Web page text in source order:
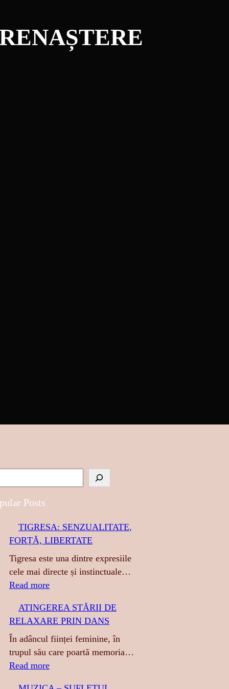
Posts
TIGRESA: SENZUALITATE,
FORȚĂ, LIBERTATE
Tigresa este una dintre expresiile
cele mai directe și instinctuale…
Read more:
I
G
R
E
S
ATINGEREA STĂRII DE
RELAXARE PRIN DANS
În adâncul ființei feminine, în
trupul său care poartă memoria…
Read more: